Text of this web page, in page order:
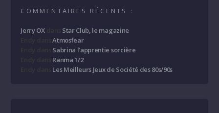
COMMENTAIRES RÉCENTS :
Jerry OXdans Star Club, le magazine
dansAtmosfear
Sabrina l’apprentie sorcière
Ranma 1/2
Les Meilleurs Jeux de Société des 80s/90s